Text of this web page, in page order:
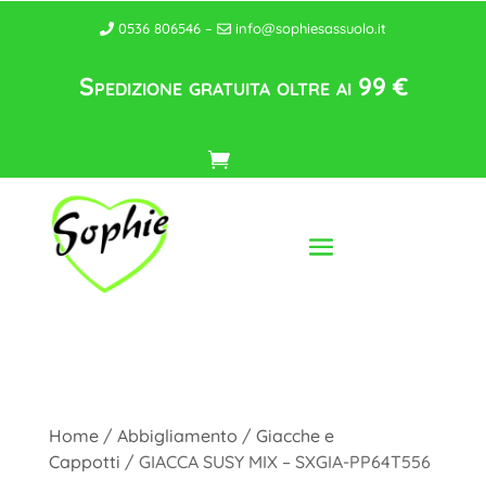
0536 806546 – info@sophiesassuolo.it
Spedizione gratuita oltre ai 99 €
Home/ Abbigliamento / Giacche e
Cappotti / GIACCA SUSY MIX – SXGIA-PP64T556